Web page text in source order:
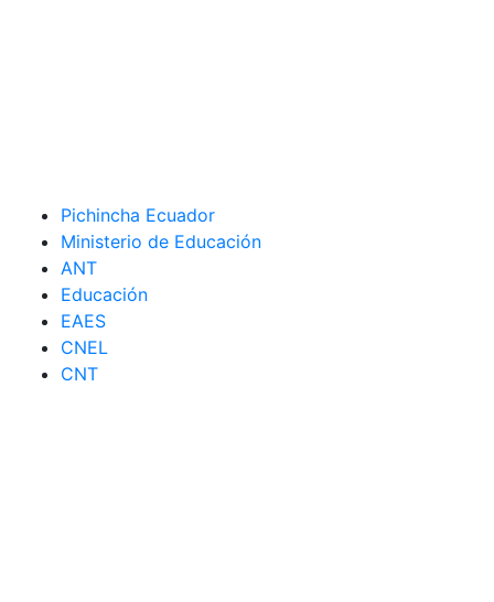
Pichincha Ecuador
Ministerio de Educación
ANT
Educación
EAES
CNEL
CNT